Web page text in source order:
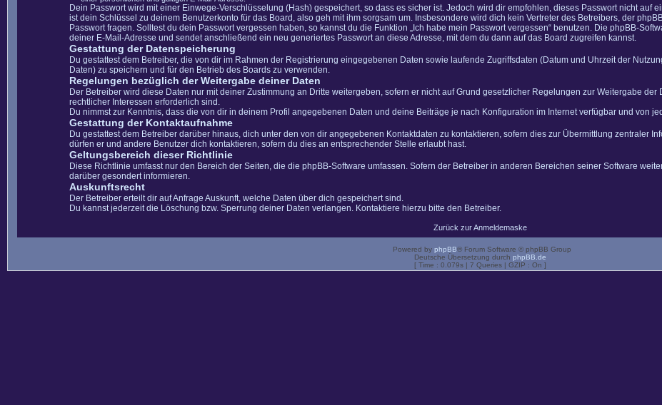
Dein Passwort wird mit einer Einwege-Verschlüsselung (Hash) gespeichert, so dass es sicher ist. Jedoch wird dir empfohlen, dieses Passwort nicht auf
ist dein Schlüssel zu deinem Benutzerkonto für das Board, also geh mit ihm sorgsam um. Insbesondere wird dich kein Vertreter des Betreibers, der
Passwort fragen. Solltest du dein Passwort vergessen haben, so kannst du die Funktion „Ich habe mein Passwort vergessen“ benutzen. Die phpBB-
deiner E-Mail-Adresse und sendet anschließend ein neu generiertes Passwort an diese Adresse, mit dem du dann auf das Board zugreifen kannst.
Gestattung der Datenspeicherung
Du gestattest dem Betreiber, die von dir im Rahmen der Registrierung eingegebenen Daten sowie laufende Zugriffsdaten (Datum und Uhrzeit der
Daten) zu speichern und für den Betrieb des Boards zu verwenden.
Regelungen bezüglich der Weitergabe deiner Daten
Der Betreiber wird diese Daten nur mit deiner Zustimmung an Dritte weitergeben, sofern er nicht auf Grund gesetzlicher Regelungen zur Weitergabe
rechtlicher Interessen erforderlich sind.
Du nimmst zur Kenntnis, dass die von dir in deinem Profil angegebenen Daten und deine Beiträge je nach Konfiguration im Internet verfügbar und von
Gestattung der Kontaktaufnahme
Du gestattest dem Betreiber darüber hinaus, dich unter den von dir angegebenen Kontaktdaten zu kontaktieren, sofern dies zur Übermittlung zentraler
dürfen er und andere Benutzer dich kontaktieren, sofern du dies an entsprechender Stelle erlaubt hast.
Geltungsbereich dieser Richtlinie
Diese Richtlinie umfasst nur den Bereich der Seiten, die die phpBB-Software umfassen. Sofern der Betreiber in anderen Bereichen seiner Software
darüber gesondert informieren.
Auskunftsrecht
Der Betreiber erteilt dir auf Anfrage Auskunft, welche Daten über dich gespeichert sind.
Du kannst jederzeit die Löschung bzw. Sperrung deiner Daten verlangen. Kontaktiere hierzu bitte den Betreiber.
Zurück zur Anmeldemaske
Powered by phpBB® Forum Software © phpBB Group
Deutsche Übersetzung durch phpBB.de
[ Time : 0.079s | 7 Queries | GZIP : On ]